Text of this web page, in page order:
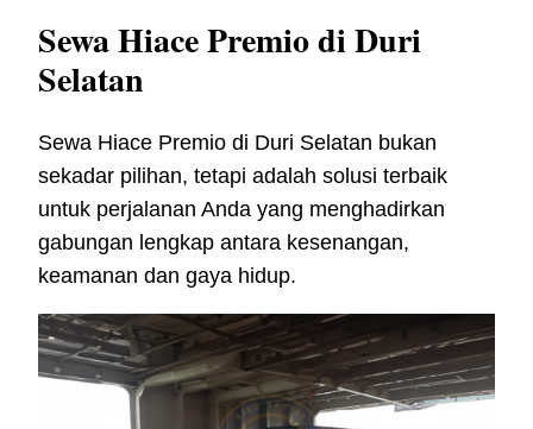
Sewa Hiace Premio di Duri
Selatan
Sewa Hiace Premio di Duri Selatan bukan
sekadar pilihan, tetapi adalah solusi terbaik
untuk perjalanan Anda yang menghadirkan
gabungan lengkap antara kesenangan,
keamanan dan gaya hidup.